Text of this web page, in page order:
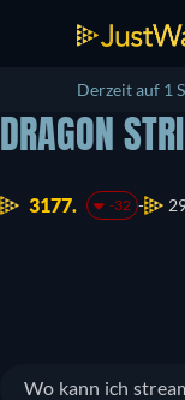
Derzeit auf 1
DRAGON
3177. -32
Wo kann ich